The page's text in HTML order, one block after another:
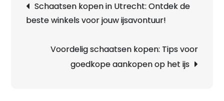
Schaatsen kopen in Utrecht: Ontdek de
beste winkels voor jouw ijsavontuur!
Voordelig schaatsen kopen: Tips voor
goedkope aankopen op het ijs